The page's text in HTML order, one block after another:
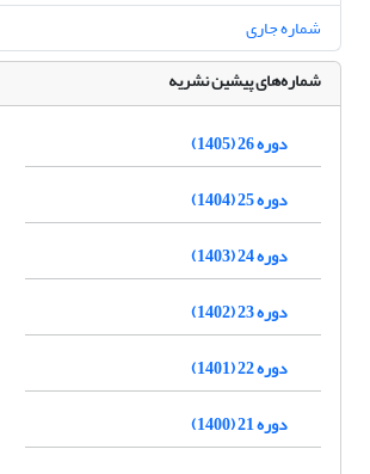
شماره جاری
شماره‌های پیشین نشریه
دوره 26 (1405)
دوره 25 (1404)
دوره 24 (1403)
دوره 23 (1402)
دوره 22 (1401)
دوره 21 (1400)